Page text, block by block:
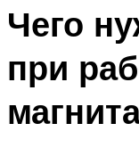
Чего
при